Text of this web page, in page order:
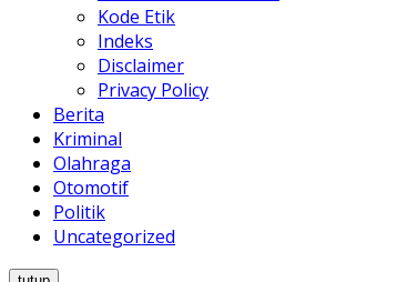
Kode Etik
Indeks
Disclaimer
Privacy Policy
Berita
Kriminal
Olahraga
Otomotif
Politik
Uncategorized